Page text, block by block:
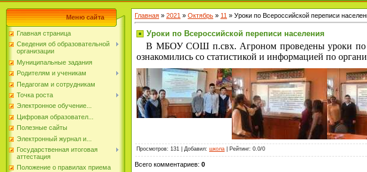
Меню сайта
Главная страница
Сведения об образовательной
организации
Муниципальные задания
Родителям и ученикам
Педагогам и сотрудникам
Точка роста
Электронное обучение...
Цифровая образовател...
Полезные сайты
Электронный журнал и...
Государственная итоговая
аттестация
Положение о правилах приема
Главная » 2021 » Октябрь » 11 » Уроки по Всероссийской переписи
Уроки по Всероссийской переписи населения
В МБОУ СОШ п.свх. Агроном проведены уроки по
ознакомились со статистикой и информацией по
Просмотров: 131 Добавил: школа Рейтинг: 0.0/0
Всего комментариев: 0